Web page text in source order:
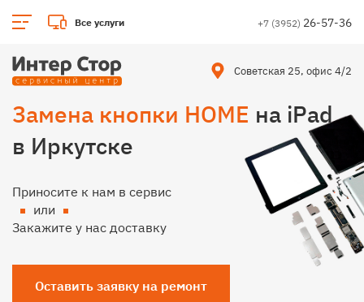
Все услуги +7 (3952) 26-57-36
Советская 25, офис 4/2
Замена кнопки HOME на iPad
в Иркутске
Приносите к нам в сервис
или
Закажите у нас доставку
Оставить заявку на ремонт